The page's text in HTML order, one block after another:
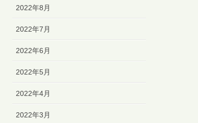
2022年8月
2022年7月
2022年6月
2022年5月
2022年4月
2022年3月